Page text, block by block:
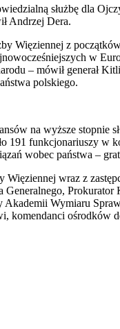
służbę dla
Andrzej Dera.
Więziennej z
w
– mówił generał
polskiego.
na wyższe stopnie
191 funkcjonariuszy
wobec państwa –
wraz z
Wymiaru
ośrodków